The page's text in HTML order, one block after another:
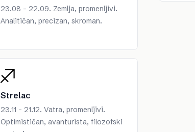
23.08 - 22.09. Zemlja, promenljivi.
Analitičan, precizan, skroman.
Strelac
23.11 - 21.12. Vatra, promenljivi.
Optimističan, avanturista, filozofski